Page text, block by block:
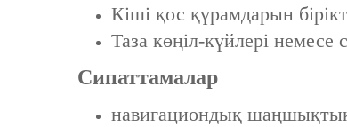
Кіші қос құрамдарын
Таза көңіл-күйлері
Сипаттамалар
навигациондық шаңшықтық